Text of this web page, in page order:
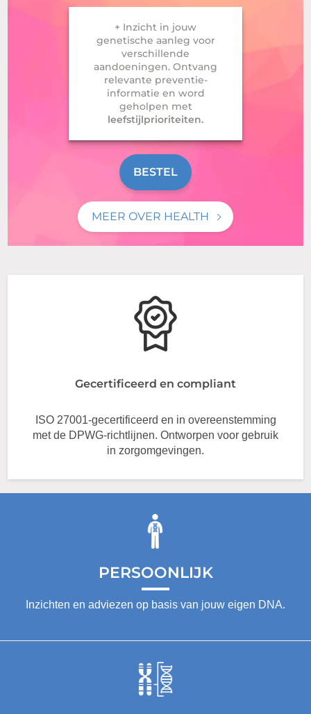
+ Inzicht in jouw
genetische aanleg voor
verschillende
aandoeningen. Ontvang
relevante preventie-
informatie en word
geholpen met
leefstijlprioriteiten.
BESTEL
MEER OVER HEALTH
Gecertificeerd en compliant
ISO 27001-gecertificeerd en in overeenstemming
met de DPWG-richtlijnen. Ontworpen voor gebruik
in zorgomgevingen.
PERSOONLIJK
Inzichten en adviezen op basis van jouw eigen DNA.